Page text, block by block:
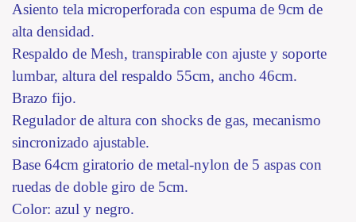
Asiento tela microperforada con espuma de 9cm de
alta densidad.
Respaldo de Mesh, transpirable con ajuste y soporte
lumbar, altura del respaldo 55cm, ancho 46cm.
Brazo fijo.
Regulador de altura con shocks de gas, mecanismo
sincronizado ajustable.
Base 64cm giratorio de metal-nylon de 5 aspas con
ruedas de doble giro de 5cm.
Color: azul y negro.